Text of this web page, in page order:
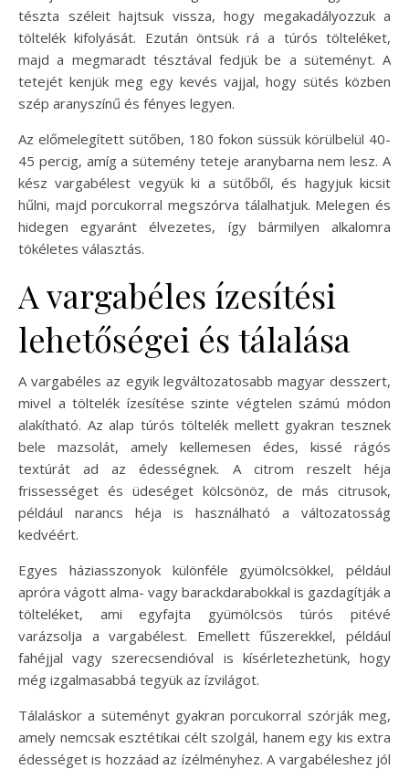
tészta széleit hajtsuk vissza, hogy megakadályozzuk a
töltelék kifolyását. Ezután öntsük rá a túrós tölteléket,
majd a megmaradt tésztával fedjük be a süteményt. A
tetejét kenjük meg egy kevés vajjal, hogy sütés közben
szép aranyszínű és fényes legyen.
Az előmelegített sütőben, 180 fokon süssük körülbelül 40-
45 percig, amíg a sütemény teteje aranybarna nem lesz. A
kész vargabélest vegyük ki a sütőből, és hagyjuk kicsit
hűlni, majd porcukorral megszórva tálalhatjuk. Melegen és
hidegen egyaránt élvezetes, így bármilyen alkalomra
tökéletes választás.
A vargabéles ízesítési
lehetőségei és tálalása
A vargabéles az egyik legváltozatosabb magyar desszert,
mivel a töltelék ízesítése szinte végtelen számú módon
alakítható. Az alap túrós töltelék mellett gyakran tesznek
bele mazsolát, amely kellemesen édes, kissé rágós
textúrát ad az édességnek. A citrom reszelt héja
frissességet és üdeséget kölcsönöz, de más citrusok,
például narancs héja is használható a változatosság
kedvéért.
Egyes háziasszonyok különféle gyümölcsökkel, például
apróra vágott alma- vagy barackdarabokkal is gazdagítják a
tölteléket, ami egyfajta gyümölcsös túrós pitévé
varázsolja a vargabélest. Emellett fűszerekkel, például
fahéjjal vagy szerecsendióval is kísérletezhetünk, hogy
még izgalmasabbá tegyük az ízvilágot.
Tálaláskor a süteményt gyakran porcukorral szórják meg,
amely nemcsak esztétikai célt szolgál, hanem egy kis extra
édességet is hozzáad az ízélményhez. A vargabéleshez jól